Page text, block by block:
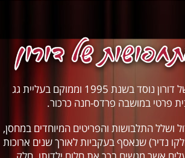
מחסן התחפושות של דורון נוסד בשנת 1995 וממוקם בעליית גג
פרטי במושבה פרדס-חנה כרכור.
ושלל התלבושות והפריטים המיוחדים במחסן,
נדיר) שנאסף בעקביות לאורך שנים ארוכות